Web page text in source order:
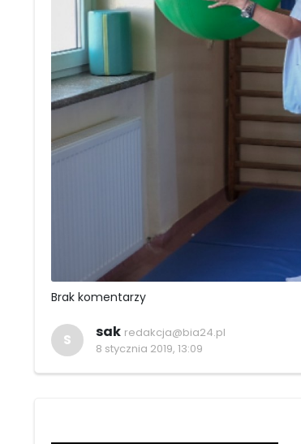
Brak komentarzy
S sak redakcja@bia24.pl
8 stycznia 2019, 13:09